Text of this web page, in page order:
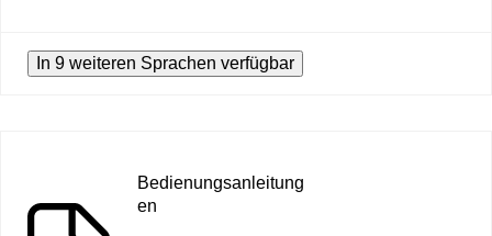
In 9 weiteren Sprachen verfügbar
Bedienungsanleitung
en